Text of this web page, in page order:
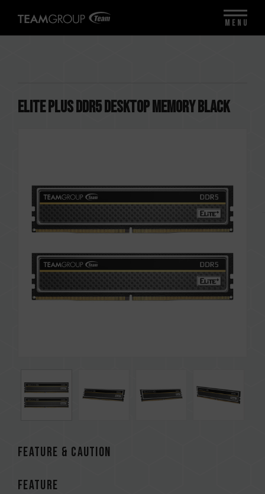
ELITE PLUS DDR5 DESKTOP MEMORY BLACK
FEATURE & CAUTION
FEATURE
MENU